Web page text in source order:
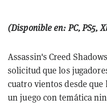
(Disponible en: PC, PS5,
Assassin's Creed
solicitud que los
cuatro vientos desde que
un juego con temática